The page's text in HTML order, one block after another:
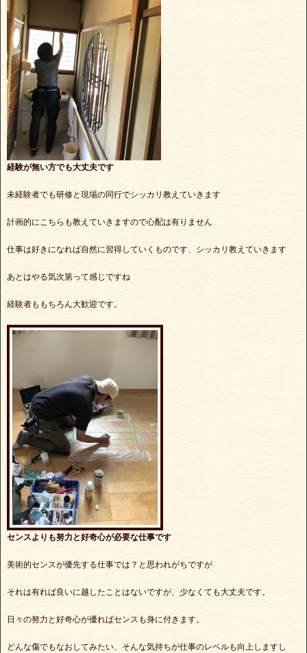
経験が無い方でも大丈夫です
未経験者でも研修と現場の同行でシッカリ教えていきます
計画的にこちらも教えていきますので心配は有りません
仕事は好きになれば自然に習得していくものです、シッカリ教えていきます
あとはやる気次第って感じですね
経験者ももちろん大歓迎です。
センスよりも努力と好奇心が必要な仕事です
美術的センスが優先する仕事では？と思われがちですが
それは有れば良いに越したことはないですが、少なくても大丈夫です。
日々の努力と好奇心が優ればセンスも身に付きます。
どんな傷でもなおしてみたい、そんな気持ちが仕事のレベルも向上しますし